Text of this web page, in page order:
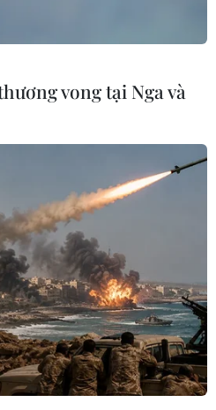
với biện pháp cắt giảm
vấp phải sự phản đối
và phe Dân chủ.
thuận và 215 phiếu
xuất.
trên, Nhà Trắng cùng
dự luật mới “không có
Karine Jean-Pierre
Biden sẽ không bao giờ
tầng lớp trung lưu và
gánh nặng từ việc
như dự luật trên đề
vong tại Nga và